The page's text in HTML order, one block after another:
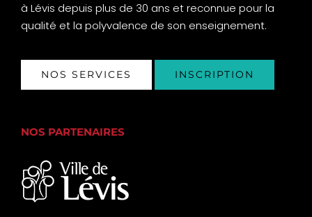
à Lévis depuis plus de 30 ans et reconnue pour la
qualité et la polyvalence de son enseignement.
NOS SERVICES INSCRIPTION
NOS PARTENAIRES